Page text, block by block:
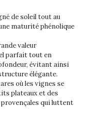
de soleil tout au
maturité phénolique
valeur
parfait tout en
évitant ainsi
élégante.
où les vignes se
plateaux et des
qui luttent